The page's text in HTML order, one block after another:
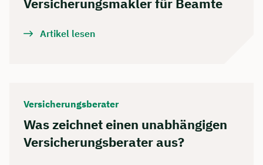
Artikel lesen
Versicherungsberater
Was zeichnet einen unabhängigen
Versicherungsberater aus?